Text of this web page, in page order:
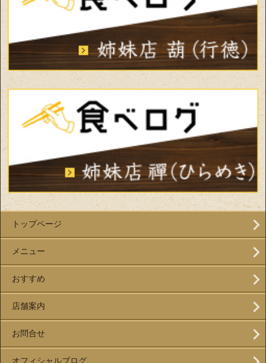
トップページ
メニュー
おすすめ
店舗案内
お問合せ
オフィシャルブログ